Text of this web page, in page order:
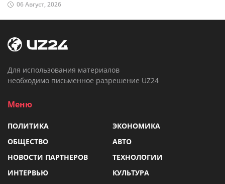
06 Август, 2026
Для использования материалов
необходимо письменное разрешение UZ24
Меню
ПОЛИТИКА
ЭКОНОМИКА
ОБЩЕСТВО
АВТО
НОВОСТИ ПАРТНЕРОВ
ТЕХНОЛОГИИ
ИНТЕРВЬЮ
КУЛЬТУРА